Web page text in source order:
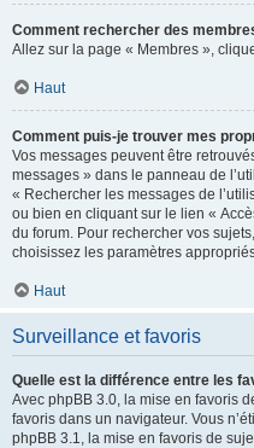
Comment rechercher des
Allez sur la page « Membres »,
Haut
Comment puis-je trouver mes
Vos messages peuvent être
messages » dans le panneau de
« Rechercher les messages de
ou bien en cliquant sur le lien «
du forum. Pour rechercher vos
choisissez les paramètres
Haut
Surveillance et favoris
Quelle est la différence entre les
Avec phpBB 3.0, la mise en favoris
favoris dans un navigateur. Vous
phpBB 3.1, la mise en favoris de